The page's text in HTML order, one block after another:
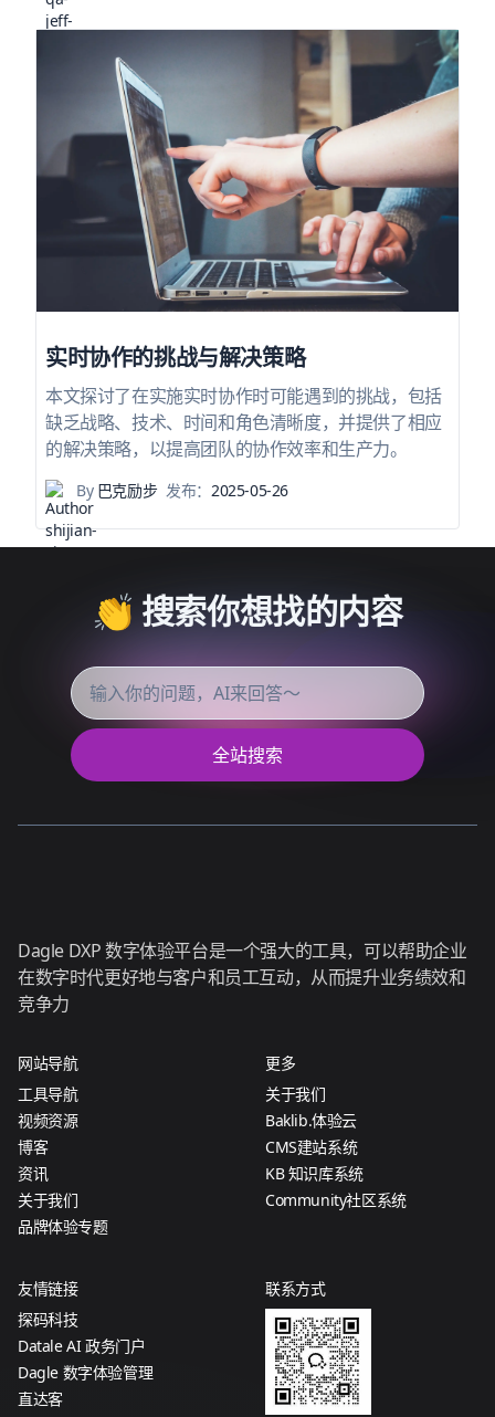
实时协作的挑战与解决策略
本文探讨了在实施实时协作时可能遇到的挑战，包括
缺乏战略、技术、时间和角色清晰度，并提供了相应
的解决策略，以提高团队的协作效率和生产力。
By巴克励步 发布：2025-05-26
👏 搜索你想找的内容
全站搜索
Dagle DXP 数字体验平台是一个强大的工具，可以帮助企业
在数字时代更好地与客户和员工互动，从而提升业务绩效和
竞争力
网站导航
工具导航
视频资源
博客
资讯
关于我们
品牌体验专题
更多
关于我们
Baklib.体验云
CMS建站系统
KB 知识库系统
Community社区系统
友情链接
探码科技
Datale AI 政务门户
Dagle 数字体验管理
直达客
联系方式